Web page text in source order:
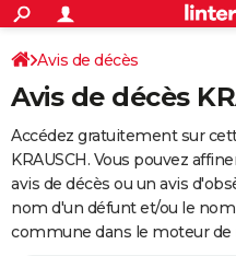
ACTUALITÉS
Politique
Société
Faits Divers
Education
Monde
Villes
+
SPORT
Coupe du monde 2026
Football
Tennis
Cyclisme
Rugby
Forum
Programme TV
TNT
Streaming
Cinéma
Sorties cinéma
Musique
+
FINANCE
Retraite
Epargne
Immobilier
Risques naturels par ville
Banque
Assurance
AUTO
Essais
Réserver un essai
Citadines
Berlines
SUV
Forum auto
+
Avis de décès
Avis de décès
Accédez gratuitement sur
KRAUSCH. Vous pouvez
avis de décès ou un avis
nom d'un défunt et/ou le
commune dans le moteur de